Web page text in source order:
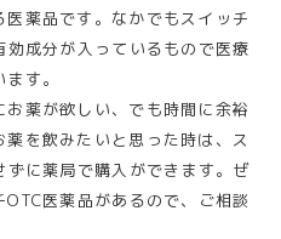
薬品です。なかでもスイッチ
成分が入っているもので医療
す。
薬が欲しい、でも時間に余裕
を飲みたいと思った時は、ス
に薬局で購入ができます。ぜ
医薬品があるので、ご相談